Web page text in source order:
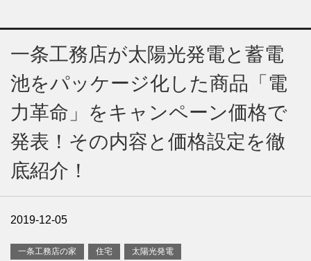
一条工務店が太陽光発電と蓄電
池をパッケージ化した商品「電
力革命」をキャンペーン価格で
発表！その内容と価格設定を徹
底紹介！
2019-12-05
一条工務店の家 住宅 太陽光発電